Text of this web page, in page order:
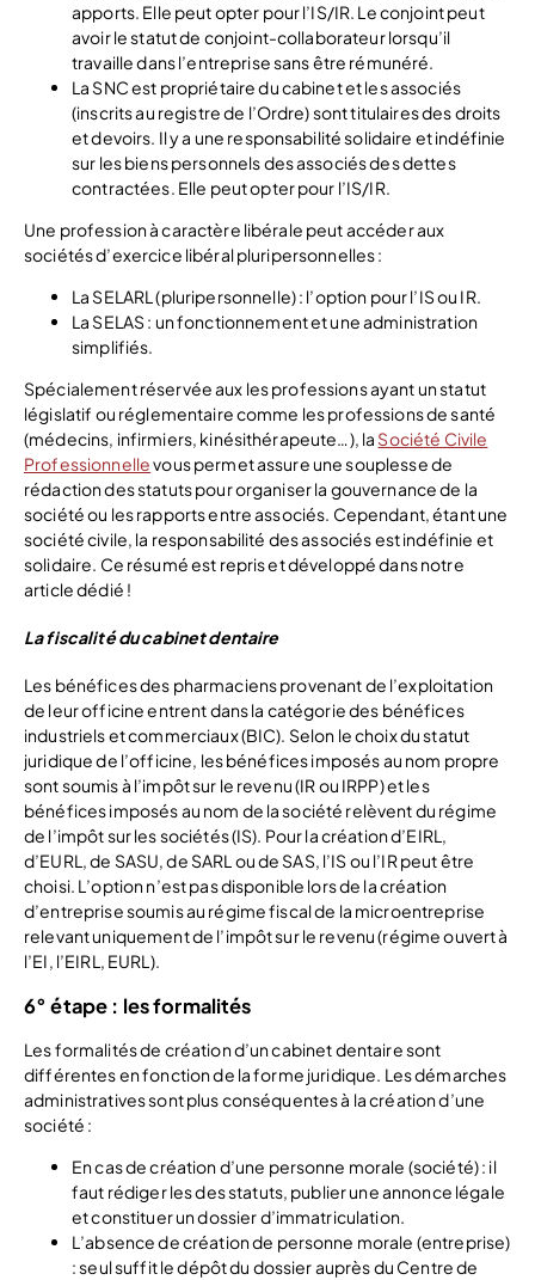
apports. Elle peut opter pour l’IS/IR. Le conjoint peut
avoir le statut de conjoint-collaborateur lorsqu’il
travaille dans l’entreprise sans être rémunéré.
La SNC est propriétaire du cabinet et les associés
(inscrits au registre de l’Ordre) sont titulaires des droits
et devoirs. Il y a une responsabilité solidaire et indéfinie
sur les biens personnels des associés des dettes
contractées. Elle peut opter pour l’IS/IR.
Une profession à caractère libérale peut accéder aux
sociétés d’exercice libéral pluripersonnelles :
La SELARL (pluripersonnelle) : l’option pour l’IS ou IR.
La SELAS : un fonctionnement et une administration
simplifiés.
Spécialement réservée aux les professions ayant un statut
législatif ou réglementaire comme les professions de santé
(médecins, infirmiers, kinésithérapeute…), la Société Civile
Professionnellevous permet assure une souplesse de
rédaction des statuts pour organiser la gouvernance de la
société ou les rapports entre associés. Cependant, étant une
société civile, la responsabilité des associés est indéfinie et
solidaire. Ce résumé est repris et développé dans notre
article dédié !
La fiscalité du cabinet dentaire
Les bénéfices des pharmaciens provenant de l’exploitation
de leur officine entrent dans la catégorie des bénéfices
industriels et commerciaux (BIC). Selon le choix du statut
juridique de l’officine, les bénéfices imposés au nom propre
sont soumis à l’impôt sur le revenu (IR ou IRPP) et les
bénéfices imposés au nom de la société relèvent du régime
de l’impôt sur les sociétés (IS). Pour la création d’EIRL,
d’EURL, de SASU, de SARL ou de SAS, l’IS ou l’IR peut être
choisi. L’option n’est pas disponible lors de la création
d’entreprise soumis au régime fiscal de la microentreprise
relevant uniquement de l’impôt sur le revenu (régime ouvert à
l’EI, l’EIRL, EURL).
6° étape : les formalités
Les formalités de création d’un cabinet dentaire sont
différentes en fonction de la forme juridique. Les démarches
administratives sont plus conséquentes à la création d’une
société :
En cas de création d’une personne morale (société) : il
faut rédiger les des statuts, publier une annonce légale
et constituer un dossier d’immatriculation.
L’absence de création de personne morale (entreprise)
: seul suffit le dépôt du dossier auprès du Centre de